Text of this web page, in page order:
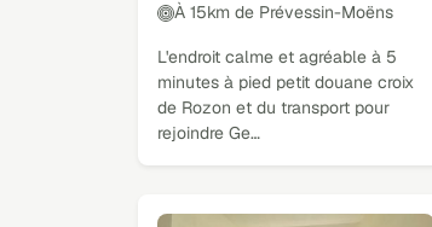
À 15km de Prévessin-Moëns
L'endroit calme et agréable à 5
minutes à pied petit douane croix
de Rozon et du transport pour
rejoindre Ge…